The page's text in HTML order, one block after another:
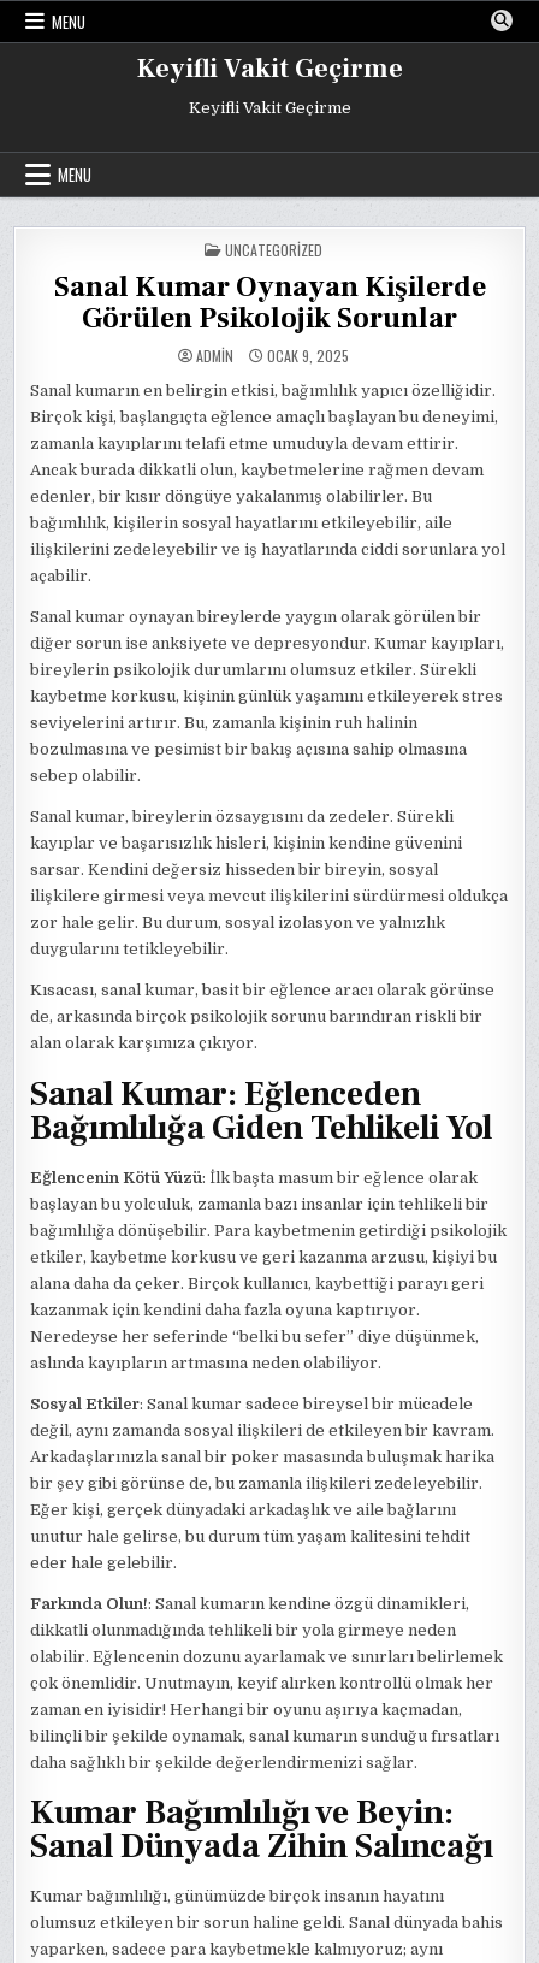
Skip
MENU
Keyifli Vakit Geçirme
Keyifli Vakit Geçirme
MENU
POSTED
IN
UNCATEGORIZED
Sanal Kumar Oynayan Kişilerde
Görülen Psikolojik Sorunlar
ADMIN OCAK 9, 2025
Sanal kumarın en belirgin etkisi, bağımlılık yapıcı özelliğidir.
Birçok kişi, başlangıçta eğlence amaçlı başlayan bu deneyimi,
zamanla kayıplarını telafi etme umuduyla devam ettirir.
Ancak burada dikkatli olun, kaybetmelerine rağmen devam
edenler, bir kısır döngüye yakalanmış olabilirler. Bu
bağımlılık, kişilerin sosyal hayatlarını etkileyebilir, aile
ilişkilerini zedeleyebilir ve iş hayatlarında ciddi sorunlara yol
açabilir.
Sanal kumar oynayan bireylerde yaygın olarak görülen bir
diğer sorun ise anksiyete ve depresyondur. Kumar kayıpları,
bireylerin psikolojik durumlarını olumsuz etkiler. Sürekli
kaybetme korkusu, kişinin günlük yaşamını etkileyerek stres
seviyelerini artırır. Bu, zamanla kişinin ruh halinin
bozulmasına ve pesimist bir bakış açısına sahip olmasına
sebep olabilir.
Sanal kumar, bireylerin özsaygısını da zedeler. Sürekli
kayıplar ve başarısızlık hisleri, kişinin kendine güvenini
sarsar. Kendini değersiz hisseden bir bireyin, sosyal
ilişkilere girmesi veya mevcut ilişkilerini sürdürmesi oldukça
zor hale gelir. Bu durum, sosyal izolasyon ve yalnızlık
duygularını tetikleyebilir.
Kısacası, sanal kumar, basit bir eğlence aracı olarak görünse
de, arkasında birçok psikolojik sorunu barındıran riskli bir
alan olarak karşımıza çıkıyor.
Sanal Kumar: Eğlenceden
Bağımlılığa Giden Tehlikeli Yol
Eğlencenin Kötü Yüzü: İlk başta masum bir eğlence olarak
başlayan bu yolculuk, zamanla bazı insanlar için tehlikeli bir
bağımlılığa dönüşebilir. Para kaybetmenin getirdiği psikolojik
etkiler, kaybetme korkusu ve geri kazanma arzusu, kişiyi bu
alana daha da çeker. Birçok kullanıcı, kaybettiği parayı geri
kazanmak için kendini daha fazla oyuna kaptırıyor.
Neredeyse her seferinde “belki bu sefer” diye düşünmek,
aslında kayıpların artmasına neden olabiliyor.
Sosyal Etkiler: Sanal kumar sadece bireysel bir mücadele
değil, aynı zamanda sosyal ilişkileri de etkileyen bir kavram.
Arkadaşlarınızla sanal bir poker masasında buluşmak harika
bir şey gibi görünse de, bu zamanla ilişkileri zedeleyebilir.
Eğer kişi, gerçek dünyadaki arkadaşlık ve aile bağlarını
unutur hale gelirse, bu durum tüm yaşam kalitesini tehdit
eder hale gelebilir.
Farkında Olun!: Sanal kumarın kendine özgü dinamikleri,
dikkatli olunmadığında tehlikeli bir yola girmeye neden
olabilir. Eğlencenin dozunu ayarlamak ve sınırları belirlemek
çok önemlidir. Unutmayın, keyif alırken kontrollü olmak her
zaman en iyisidir! Herhangi bir oyunu aşırıya kaçmadan,
bilinçli bir şekilde oynamak, sanal kumarın sunduğu fırsatları
daha sağlıklı bir şekilde değerlendirmenizi sağlar.
Kumar Bağımlılığı ve Beyin:
Sanal Dünyada Zihin Salıncağı
Kumar bağımlılığı, günümüzde birçok insanın hayatını
olumsuz etkileyen bir sorun haline geldi. Sanal dünyada bahis
yaparken, sadece para kaybetmekle kalmıyoruz; aynı